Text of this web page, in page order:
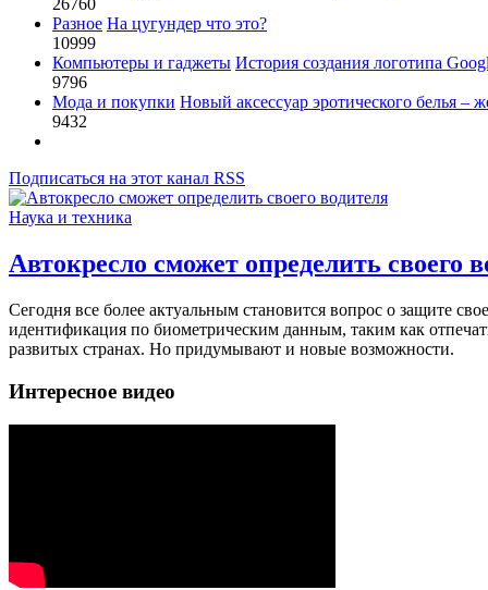
26760
Разное На цугундер что это?
10999
Компьютеры и гаджеты История создания логотипа
9796
Мода и покупки Новый аксессуар эротического белья –
9432
Подписаться на этот канал RSS
Наука и техника
Автокресло сможет определить своего
Сегодня все более актуальным становится вопрос о защите
идентификация по биометрическим данным, таким как
развитых странах. Но придумывают и новые возможности.
Интересное видео